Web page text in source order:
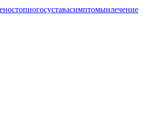
суставасимптомыилечение